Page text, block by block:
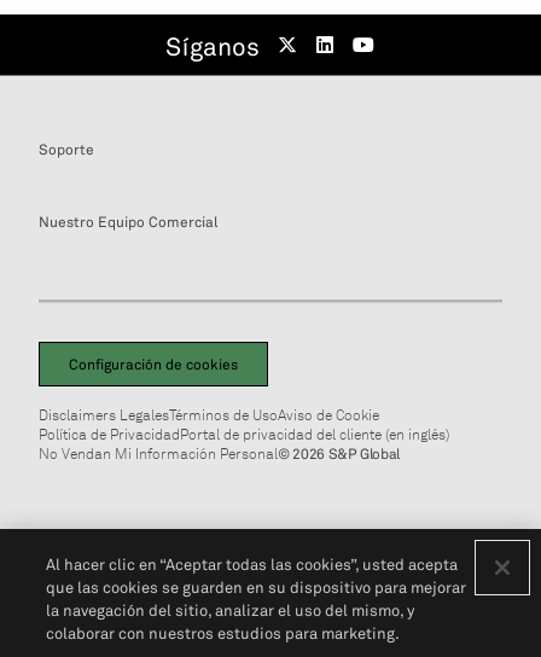
Síganos
Soporte
Nuestro Equipo Comercial
Configuración de cookies
Disclaimers LegalesTérminos de UsoAviso de Cookie
Política de PrivacidadPortal de privacidad del cliente (en inglés)
No Vendan Mi Información Personal© 2026 S&P Global
Al hacer clic en “Aceptar todas las cookies”, usted acepta
que las cookies se guarden en su dispositivo para mejorar
la navegación del sitio, analizar el uso del mismo, y
colaborar con nuestros estudios para marketing.